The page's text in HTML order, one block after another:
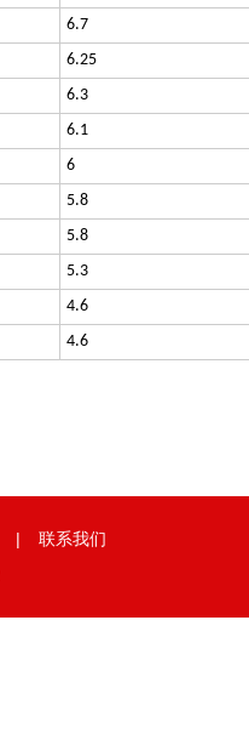
6.7
6.25
6.3
6.1
6
5.8
5.8
5.3
4.6
4.6
|
联系我们